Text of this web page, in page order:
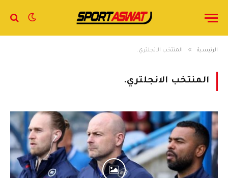
الرئيسية » المنتخب الانجلتري.
المنتخب الانجلتري.